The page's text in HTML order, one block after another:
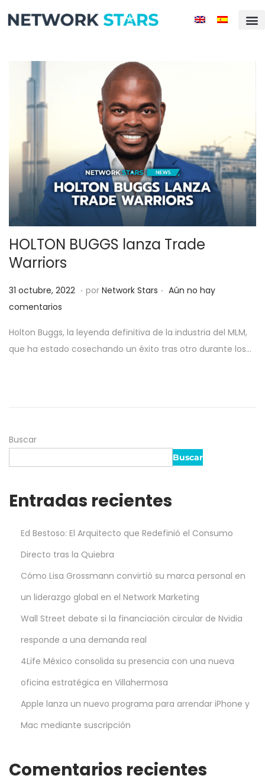
HOLTON BUGGS lanza Trade
Warriors
Publicado el
31 octubre, 2022 8
r
i
. por Network Stars . Aún no hay
comentarios
Holton Buggs, la leyenda definitiva de la industria del MLM,
que ha estado cosechando un éxito tras otro durante los…
Buscar
Buscar
Entradas recientes
Ed Bestoso: El Arquitecto que Redefinió el Consumo
Directo tras la Quiebra
Cómo Lisa Grossmann convirtió su marca personal en
un liderazgo global en el Network Marketing
Wall Street debate si la financiación circular de Nvidia
responde a una demanda real
4Life México consolida su presencia con una nueva
oficina estratégica en Villahermosa
Apple lanza un nuevo programa para arrendar iPhone y
Mac mediante suscripción
Comentarios recientes